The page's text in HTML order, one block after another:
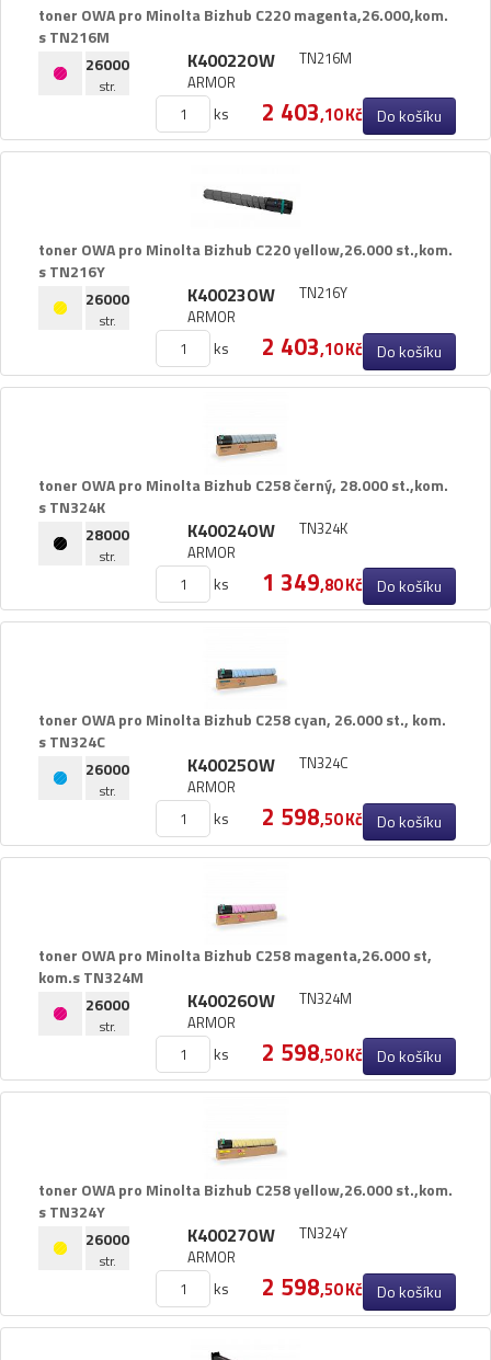
Towa
Triumph Adler
Xerox
toner OWA pro Minolta Bizhub C220 magenta,​26.​000,​kom.​
s TN216M
26000
str.
K40022OW
ARMOR
TN216M
ks 2 403,10 Kč Do košíku
toner OWA pro Minolta Bizhub C220 yellow,​26.​000 st.​,​kom.​
s TN216Y
26000
str.
K40023OW
ARMOR
TN216Y
ks 2 403,10 Kč Do košíku
toner OWA pro Minolta Bizhub C258 černý,​ 28.​000 st.​,​kom.​
s TN324K
28000
str.
K40024OW
ARMOR
TN324K
ks 1 349,80 Kč Do košíku
toner OWA pro Minolta Bizhub C258 cyan,​ 26.​000 st.​,​ kom.​
s TN324C
26000
str.
K40025OW
ARMOR
TN324C
ks 2 598,50 Kč Do košíku
toner OWA pro Minolta Bizhub C258 magenta,​26.​000 st,​
kom.​s TN324M
26000
str.
K40026OW
ARMOR
TN324M
ks 2 598,50 Kč Do košíku
toner OWA pro Minolta Bizhub C258 yellow,​26.​000 st.​,​kom.​
s TN324Y
26000
str.
K40027OW
ARMOR
TN324Y
ks 2 598,50 Kč Do košíku